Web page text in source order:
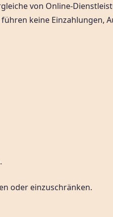
von Online-
keine Einzahlungen,
oder einzuschränken.